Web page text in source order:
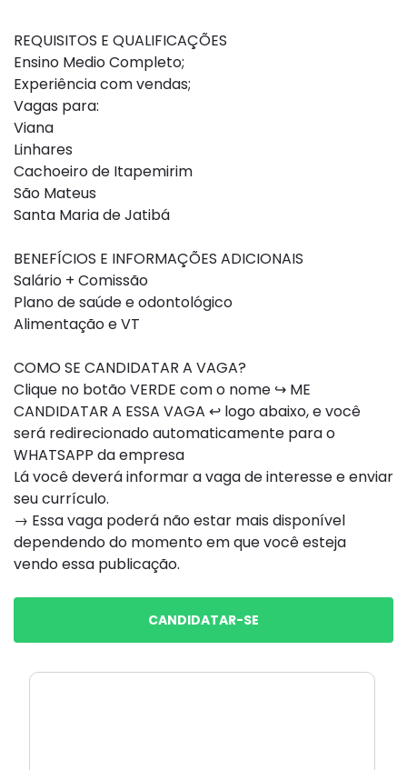
REQUISITOS E QUALIFICAÇÕES
Ensino Medio Completo;
Experiência com vendas;
Vagas para:
Viana
Linhares
Cachoeiro de Itapemirim
São Mateus
Santa Maria de Jatibá
BENEFÍCIOS E INFORMAÇÕES ADICIONAIS
Salário + Comissão
Plano de saúde e odontológico
Alimentação e VT
COMO SE CANDIDATAR A VAGA?
Clique no botão VERDE com o nome ↪ ME
CANDIDATAR A ESSA VAGA ↩ logo abaixo, e você
será redirecionado automaticamente para o
WHATSAPP da empresa
Lá você deverá informar a vaga de interesse e enviar
seu currículo.
→ Essa vaga poderá não estar mais disponível
dependendo do momento em que você esteja
vendo essa publicação.
CANDIDATAR-SE